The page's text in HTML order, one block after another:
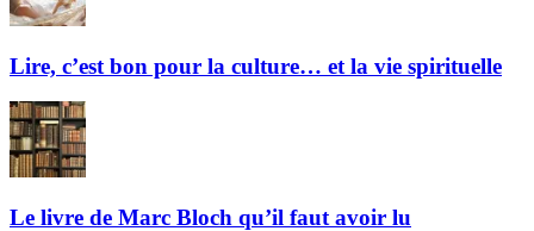
Lire, c’est bon pour la culture… et la vie spirituelle
Le livre de Marc Bloch qu’il faut avoir lu